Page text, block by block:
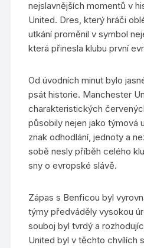
nejslavnějších momentů v
United. Dres, který hráči
utkání proměnil v symbol
která přinesla klubu první
Od úvodních minut bylo
psát historie. Manchester
charakteristických
působily nejen jako týmová
znak odhodlání, jednoty a
sobě nesly příběh celého
sny o evropské slávě.
Zápas s Benficou byl
týmy předváděly vysokou
souboj byl tvrdý a
United byl v těchto chvílích